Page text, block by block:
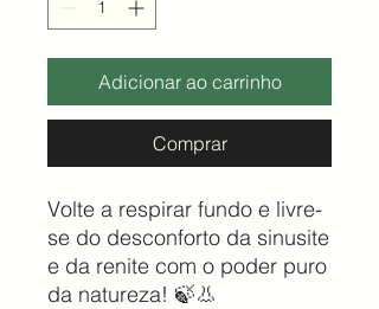
Adicionar ao carrinho
Comprar
Volte a respirar fundo e livre-
se do desconforto da sinusite
e da renite com o poder puro
da natureza! 🍃👃